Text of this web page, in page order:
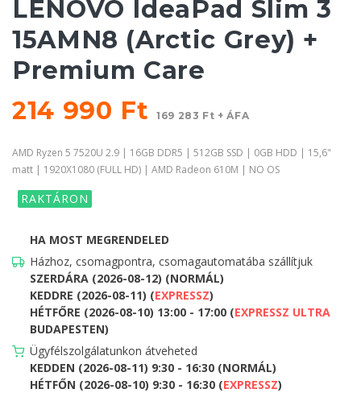
LENOVO IdeaPad Slim 3
15AMN8 (Arctic Grey) +
Premium Care
214 990 Ft169 283 Ft + ÁFA
AMD Ryzen 5 7520U 2.9 | 16GB DDR5 | 512GB SSD | 0GB HDD | 15,6"
matt | 1920X1080 (FULL HD) | AMD Radeon 610M | NO OS
RAKTÁRON
HA MOST MEGRENDELED
Házhoz, csomagpontra, csomagautomatába szállítjuk
SZERDÁRA (2026-08-12) (NORMÁL)
KEDDRE (2026-08-11) (EXPRESSZ)
HÉTFŐRE (2026-08-10) 13:00 - 17:00 (EXPRESSZ ULTRA
BUDAPESTEN)
Ügyfélszolgálatunkon átveheted
KEDDEN (2026-08-11) 9:30 - 16:30 (NORMÁL)
HÉTFŐN (2026-08-10) 9:30 - 16:30 (EXPRESSZ)